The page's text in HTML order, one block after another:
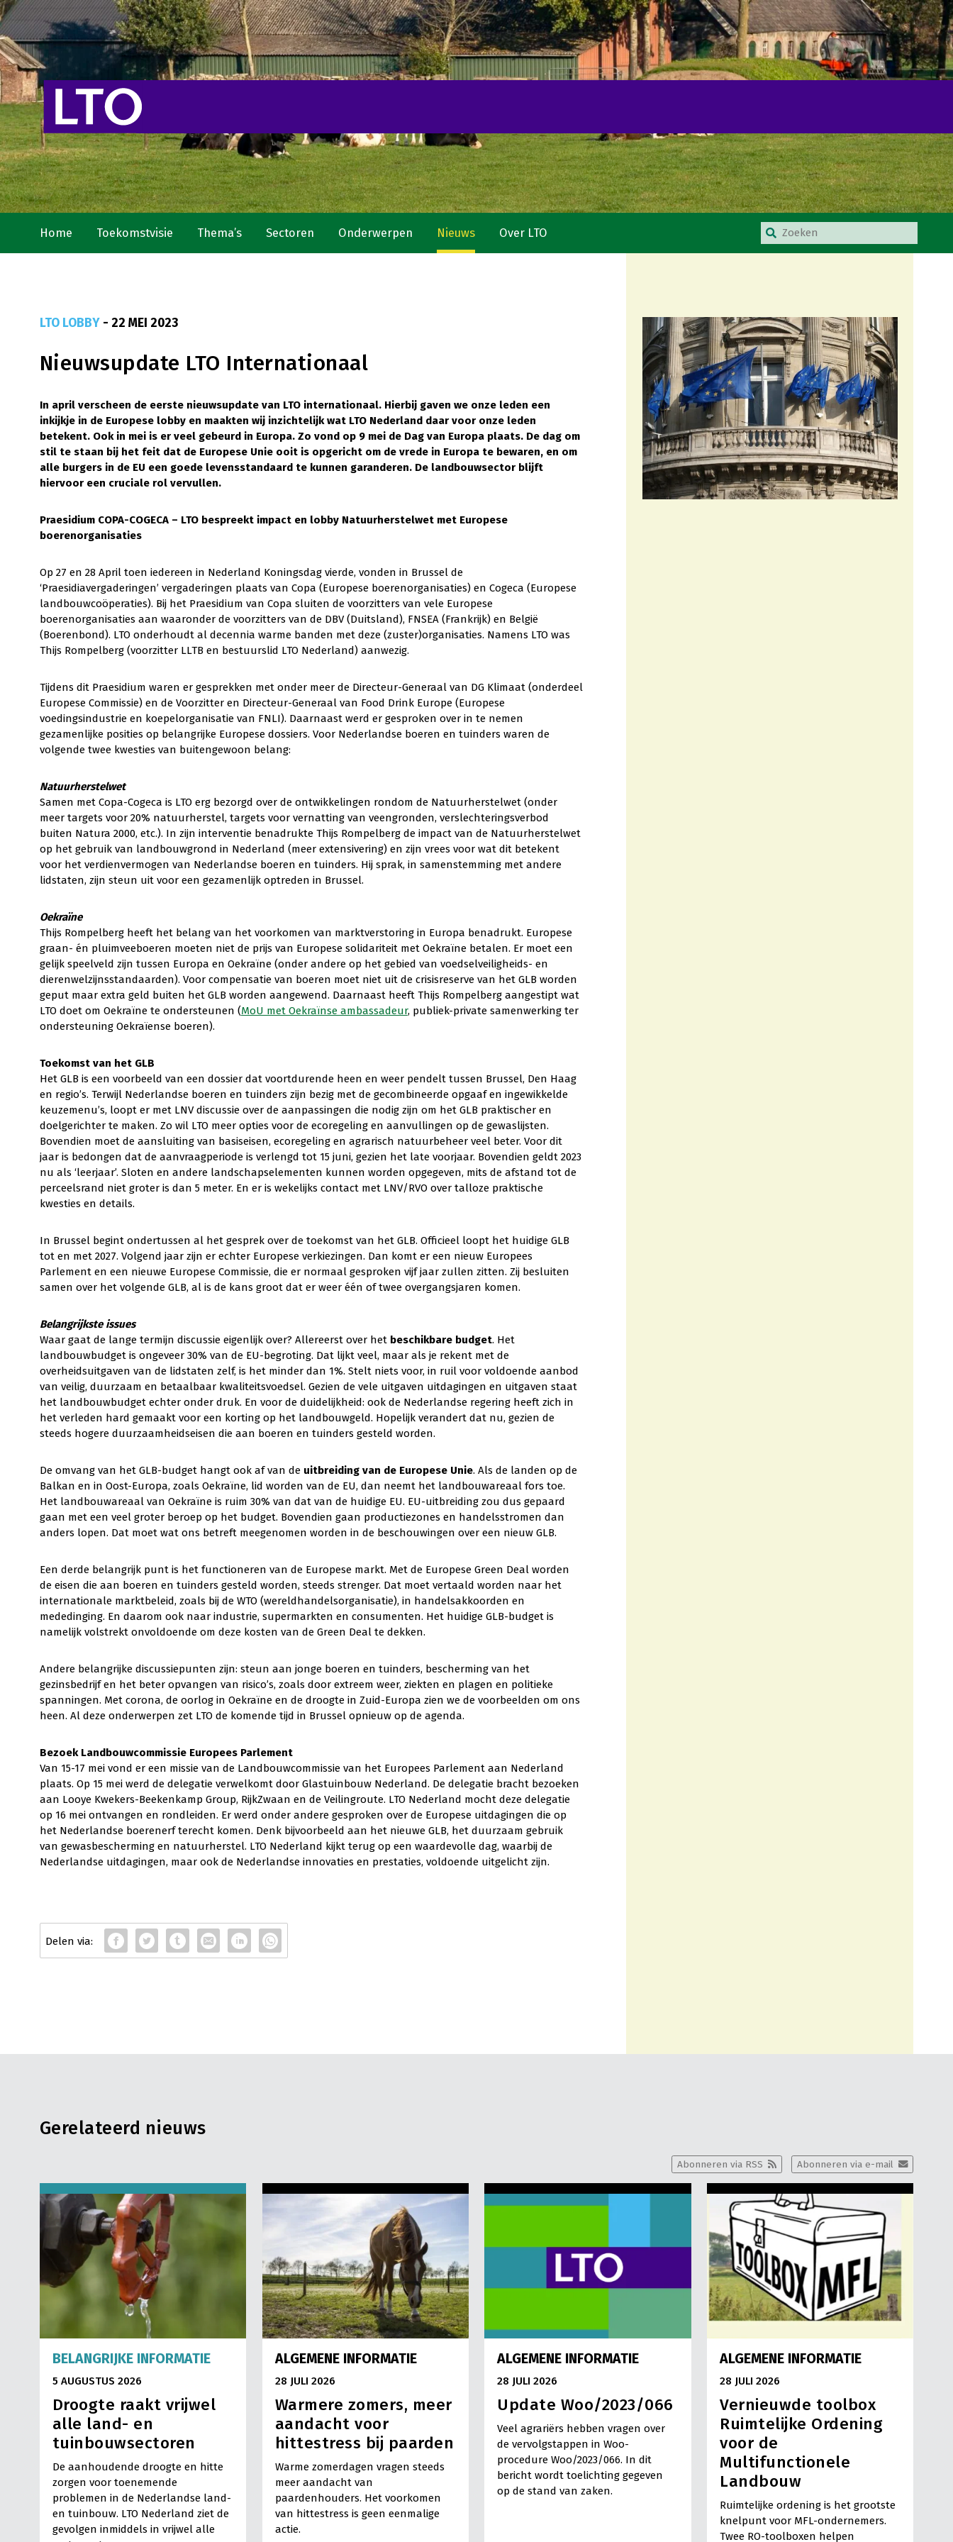
Home Toekomstvisie Thema’s Sectoren Onderwerpen Nieuws Over LTO
LTO LOBBY- 22 MEI 2023
Nieuwsupdate LTO Internationaal
In april verscheen de eerste nieuwsupdate van LTO internationaal. Hierbij gaven we onze leden een
inkijkje in de Europese lobby en maakten wij inzichtelijk wat LTO Nederland daar voor onze leden
betekent. Ook in mei is er veel gebeurd in Europa. Zo vond op 9 mei de Dag van Europa plaats. De dag om
stil te staan bij het feit dat de Europese Unie ooit is opgericht om de vrede in Europa te bewaren, en om
alle burgers in de EU een goede levensstandaard te kunnen garanderen. De landbouwsector blijft
hiervoor een cruciale rol vervullen.
Praesidium COPA-COGECA – LTO bespreekt impact en lobby Natuurherstelwet met Europese
boerenorganisaties
Op 27 en 28 April toen iedereen in Nederland Koningsdag vierde, vonden in Brussel de
‘Praesidiavergaderingen’ vergaderingen plaats van Copa (Europese boerenorganisaties) en Cogeca (Europese
landbouwcoöperaties). Bij het Praesidium van Copa sluiten de voorzitters van vele Europese
boerenorganisaties aan waaronder de voorzitters van de DBV (Duitsland), FNSEA (Frankrijk) en België
(Boerenbond). LTO onderhoudt al decennia warme banden met deze (zuster)organisaties. Namens LTO was
Thijs Rompelberg (voorzitter LLTB en bestuurslid LTO Nederland) aanwezig.
Tijdens dit Praesidium waren er gesprekken met onder meer de Directeur-Generaal van DG Klimaat (onderdeel
Europese Commissie) en de Voorzitter en Directeur-Generaal van Food Drink Europe (Europese
voedingsindustrie en koepelorganisatie van FNLI). Daarnaast werd er gesproken over in te nemen
gezamenlijke posities op belangrijke Europese dossiers. Voor Nederlandse boeren en tuinders waren de
volgende twee kwesties van buitengewoon belang:
Natuurherstelwet
Samen met Copa-Cogeca is LTO erg bezorgd over de ontwikkelingen rondom de Natuurherstelwet (onder
meer targets voor 20% natuurherstel, targets voor vernatting van veengronden, verslechteringsverbod
buiten Natura 2000, etc.). In zijn interventie benadrukte Thijs Rompelberg de impact van de Natuurherstelwet
op het gebruik van landbouwgrond in Nederland (meer extensivering) en zijn vrees voor wat dit betekent
voor het verdienvermogen van Nederlandse boeren en tuinders. Hij sprak, in samenstemming met andere
lidstaten, zijn steun uit voor een gezamenlijk optreden in Brussel.
Oekraïne
Thijs Rompelberg heeft het belang van het voorkomen van marktverstoring in Europa benadrukt. Europese
graan- én pluimveeboeren moeten niet de prijs van Europese solidariteit met Oekraïne betalen. Er moet een
gelijk speelveld zijn tussen Europa en Oekraïne (onder andere op het gebied van voedselveiligheids- en
dierenwelzijnsstandaarden). Voor compensatie van boeren moet niet uit de crisisreserve van het GLB worden
geput maar extra geld buiten het GLB worden aangewend. Daarnaast heeft Thijs Rompelberg aangestipt wat
LTO doet om Oekraïne te ondersteunen (MoU met Oekraïnse ambassadeur, publiek-private samenwerking ter
ondersteuning Oekraïense boeren).
Toekomst van het GLB
Het GLB is een voorbeeld van een dossier dat voortdurende heen en weer pendelt tussen Brussel, Den Haag
en regio’s. Terwijl Nederlandse boeren en tuinders zijn bezig met de gecombineerde opgaaf en ingewikkelde
keuzemenu’s, loopt er met LNV discussie over de aanpassingen die nodig zijn om het GLB praktischer en
doelgerichter te maken. Zo wil LTO meer opties voor de ecoregeling en aanvullingen op de gewaslijsten.
Bovendien moet de aansluiting van basiseisen, ecoregeling en agrarisch natuurbeheer veel beter. Voor dit
jaar is bedongen dat de aanvraagperiode is verlengd tot 15 juni, gezien het late voorjaar. Bovendien geldt 2023
nu als ‘leerjaar’. Sloten en andere landschapselementen kunnen worden opgegeven, mits de afstand tot de
perceelsrand niet groter is dan 5 meter. En er is wekelijks contact met LNV/RVO over talloze praktische
kwesties en details.
In Brussel begint ondertussen al het gesprek over de toekomst van het GLB. Officieel loopt het huidige GLB
tot en met 2027. Volgend jaar zijn er echter Europese verkiezingen. Dan komt er een nieuw Europees
Parlement en een nieuwe Europese Commissie, die er normaal gesproken vijf jaar zullen zitten. Zij besluiten
samen over het volgende GLB, al is de kans groot dat er weer één of twee overgangsjaren komen.
Belangrijkste issues
Waar gaat de lange termijn discussie eigenlijk over? Allereerst over het beschikbare budget. Het
landbouwbudget is ongeveer 30% van de EU-begroting. Dat lijkt veel, maar als je rekent met de
overheidsuitgaven van de lidstaten zelf, is het minder dan 1%. Stelt niets voor, in ruil voor voldoende aanbod
van veilig, duurzaam en betaalbaar kwaliteitsvoedsel. Gezien de vele uitgaven uitdagingen en uitgaven staat
het landbouwbudget echter onder druk. En voor de duidelijkheid: ook de Nederlandse regering heeft zich in
het verleden hard gemaakt voor een korting op het landbouwgeld. Hopelijk verandert dat nu, gezien de
steeds hogere duurzaamheidseisen die aan boeren en tuinders gesteld worden.
De omvang van het GLB-budget hangt ook af van de uitbreiding van de Europese Unie. Als de landen op de
Balkan en in Oost-Europa, zoals Oekraïne, lid worden van de EU, dan neemt het landbouwareaal fors toe.
Het landbouwareaal van Oekraïne is ruim 30% van dat van de huidige EU. EU-uitbreiding zou dus gepaard
gaan met een veel groter beroep op het budget. Bovendien gaan productiezones en handelsstromen dan
anders lopen. Dat moet wat ons betreft meegenomen worden in de beschouwingen over een nieuw GLB.
Een derde belangrijk punt is het functioneren van de Europese markt. Met de Europese Green Deal worden
de eisen die aan boeren en tuinders gesteld worden, steeds strenger. Dat moet vertaald worden naar het
internationale marktbeleid, zoals bij de WTO (wereldhandelsorganisatie), in handelsakkoorden en
mededinging. En daarom ook naar industrie, supermarkten en consumenten. Het huidige GLB-budget is
namelijk volstrekt onvoldoende om deze kosten van de Green Deal te dekken.
Andere belangrijke discussiepunten zijn: steun aan jonge boeren en tuinders, bescherming van het
gezinsbedrijf en het beter opvangen van risico’s, zoals door extreem weer, ziekten en plagen en politieke
spanningen. Met corona, de oorlog in Oekraïne en de droogte in Zuid-Europa zien we de voorbeelden om ons
heen. Al deze onderwerpen zet LTO de komende tijd in Brussel opnieuw op de agenda.
Bezoek Landbouwcommissie Europees Parlement
Van 15-17 mei vond er een missie van de Landbouwcommissie van het Europees Parlement aan Nederland
plaats. Op 15 mei werd de delegatie verwelkomt door Glastuinbouw Nederland. De delegatie bracht bezoeken
aan Looye Kwekers-Beekenkamp Group, RijkZwaan en de Veilingroute. LTO Nederland mocht deze delegatie
op 16 mei ontvangen en rondleiden. Er werd onder andere gesproken over de Europese uitdagingen die op
het Nederlandse boerenerf terecht komen. Denk bijvoorbeeld aan het nieuwe GLB, het duurzaam gebruik
van gewasbescherming en natuurherstel. LTO Nederland kijkt terug op een waardevolle dag, waarbij de
Nederlandse uitdagingen, maar ook de Nederlandse innovaties en prestaties, voldoende uitgelicht zijn.
Gerelateerd nieuws
Abonneren via e-mail
Abonneren via RSS
BELANGRIJKE INFORMATIE
5 AUGUSTUS 2026
Droogte raakt vrijwel
alle land- en
tuinbouwsectoren
De aanhoudende droogte en hitte
zorgen voor toenemende
problemen in de Nederlandse land-
en tuinbouw. LTO Nederland ziet de
gevolgen inmiddels in vrijwel alle
ALGEMENE INFORMATIE
28 JULI 2026
Warmere zomers, meer
aandacht voor
hittestress bij paarden
Warme zomerdagen vragen steeds
meer aandacht van
paardenhouders. Het voorkomen
van hittestress is geen eenmalige
actie.
ALGEMENE INFORMATIE
28 JULI 2026
Update Woo/2023/066
Veel agrariërs hebben vragen over
de vervolgstappen in Woo-
procedure Woo/2023/066. In dit
bericht wordt toelichting gegeven
op de stand van zaken.
ALGEMENE INFORMATIE
28 JULI 2026
Vernieuwde toolbox
Ruimtelijke Ordening
voor de
Multifunctionele
Landbouw
Ruimtelijke ordening is het grootste
knelpunt voor MFL-ondernemers.
Twee RO-toolboxen helpen